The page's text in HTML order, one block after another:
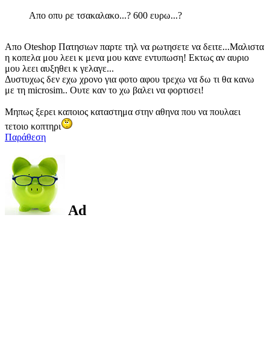
Απο οπυ ρε τσακαλακο...? 600 ευρω...?
Απο Oteshop Πατησιων παρτε τηλ να ρωτησετε να δειτε...Μαλιστα
η κοπελα μου λεει κ μενα μου κανε εντυπωση! Εκτως αν αυριο
μου λεει αυξηθει κ γελαγε...
Δυστυχως δεν εχω χρονο για φοτο αφου τρεχω να δω τι θα κανω
με τη microsim.. Ουτε καν το χω βαλει να φορτισει!
Μηπως ξερει καποιος καταστημα στην αθηνα που να πουλαει
τετοιο κοπτηρι
Παράθεση
Ad